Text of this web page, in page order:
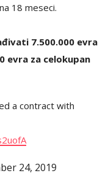
18 meseci.
7.500.000 evra
evra za celokupan
a contract with
24, 2019